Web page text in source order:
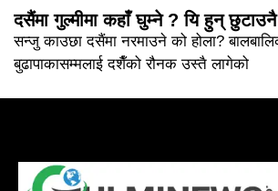
दसैंमा गुल्मीमा कहाँ घुम्ने ? यि हुन्
सन्जु काउछा दसैंमा नरमाउने को होला?
बुढापाकासम्मलाई दशैँको रौनक उस्तै लागेको